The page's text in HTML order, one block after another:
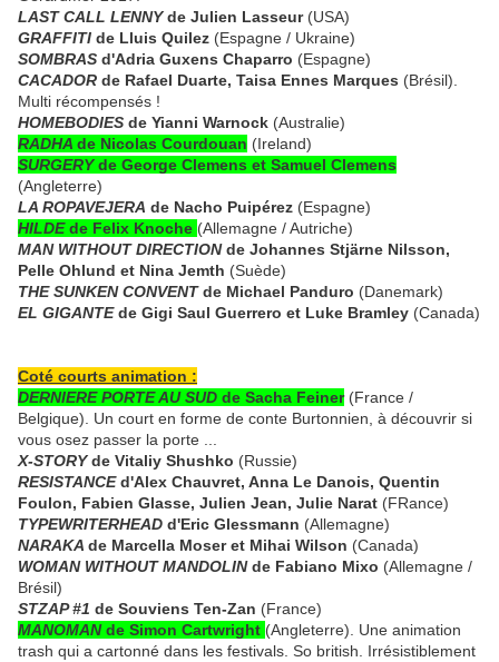
LAST CALL LENNYde Julien Lasseur(USA)
GRAFFITI de Lluis Quilez (Espagne / Ukraine)
SOMBRAS d'Adria Guxens Chaparro (Espagne)
CACADOR de Rafael Duarte, Taisa Ennes Marques (Brésil).
Multi récompensés !
HOMEBODIES de Yianni Warnock (Australie)
RADHA de Nicolas Courdouan (Ireland)
SURGERYde George Clemens et Samuel Clemens
(Angleterre)
LA ROPAVEJERA de Nacho Puipérez (Espagne)
HILDEde Felix Knoche (Allemagne / Autriche)
MAN WITHOUT DIRECTIONde Johannes Stjärne Nilsson,
Pelle Ohlund et Nina Jemth (Suède)
THE SUNKEN CONVENTde Michael Panduro (Danemark)
EL GIGANTEde Gigi Saul Guerrero et Luke Bramley (Canada)
Coté courts animation :
DERNIERE PORTE AU SUD de Sacha Feiner (France /
Belgique). Un court en forme de conte Burtonnien, à découvrir si
vous osez passer la porte ...
X-STORYde Vitaliy Shushko (Russie)
RESISTANCEd'Alex Chauvret, Anna Le Danois, Quentin
Foulon, Fabien Glasse, Julien Jean, Julie Narat (FRance)
TYPEWRITERHEAD d'Eric Glessmann (Allemagne)
NARAKA de Marcella Moser et Mihai Wilson (Canada)
WOMAN WITHOUT MANDOLINde Fabiano Mixo (Allemagne /
Brésil)
STZAP #1 de Souviens Ten-Zan (France)
MANOMANde Simon Cartwright (Angleterre). Une animation
trash qui a cartonné dans les festivals. So british. Irrésistiblement